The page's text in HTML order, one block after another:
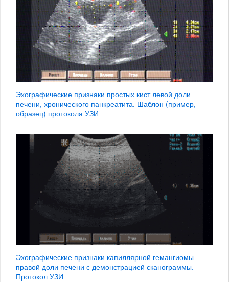
Эхографические признаки простых кист левой доли
печени, хронического панкреатита. Шаблон (пример,
образец) протокола УЗИ
Эхографические признаки капиллярной гемангиомы
правой доли печени с демонстрацией сканограммы.
Протокол УЗИ